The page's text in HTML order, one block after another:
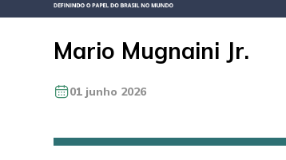
Mario Mugnaini Jr.
01 junho 2026